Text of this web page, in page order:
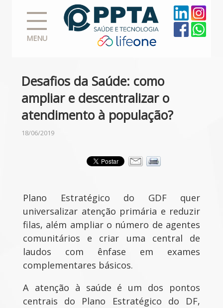
MENU
Desafios da Saúde: como
ampliar e descentralizar o
atendimento à população?
18/06/2019
Plano Estratégico do GDF quer
universalizar atenção primária e reduzir
filas, além ampliar o número de agentes
comunitários e criar uma central de
laudos com ênfase em exames
complementares básicos.
A atenção à saúde é um dos pontos
centrais do Plano Estratégico do DF,